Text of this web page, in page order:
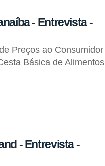
- Entrevista -
Preços ao Consumidor
Básica de Alimentos
- Entrevista -